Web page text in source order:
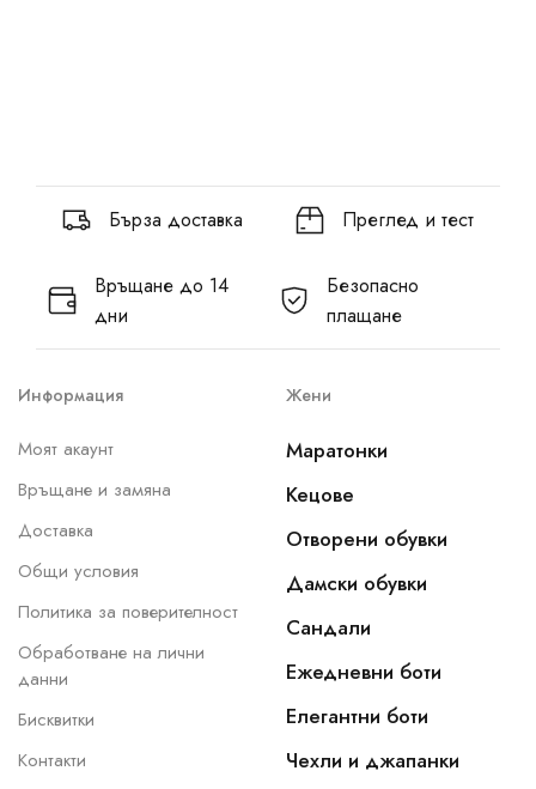
Бърза доставка Преглед и тест
Връщане до 14
дни
Безопасно
плащане
Информация
Моят акаунт
Връщане и замяна
Доставка
Общи условия
Политика за поверителност
Обработване на лични
данни
Бисквитки
Контакти
Жени
Маратонки
Кецове
Отворени обувки
Дамски обувки
Сандали
Ежедневни боти
Елегантни боти
Чехли и джапанки